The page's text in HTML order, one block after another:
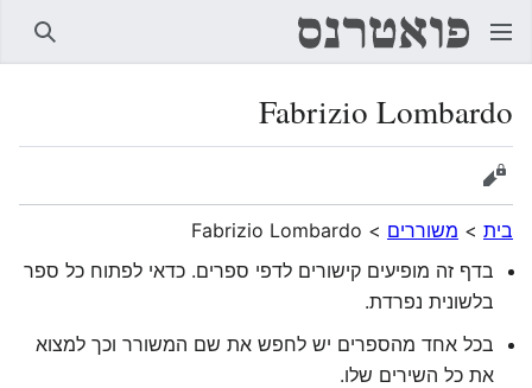
Fabrizio Lombardo
הצגת מקור
בית > משוררים >
Fabrizio Lombardo
בדף זה מופיעים קישורים לדפי ספרים. כדאי לפתוח כל ספר
בלשונית נפרדת.
בכל אחד מהספרים יש לחפש את שם המשורר וכך למצוא
את כל השירים שלו.